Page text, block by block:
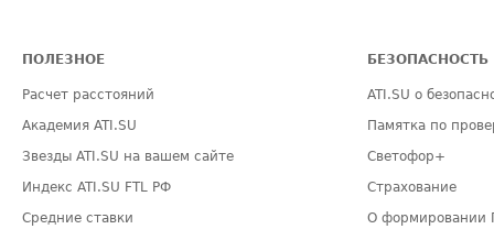
ПОЛЕЗНОЕ
Расчет расстояний
Академия ATI.SU
Звезды ATI.SU на вашем сайте
Индекс ATI.SU FTL РФ
Средние ставки
БЕЗОПАСНОСТЬ
ATI.SU о
Памятка по
Светофор+
Страхование
О формировании